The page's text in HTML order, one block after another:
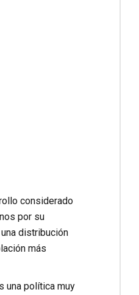
considerado
por su
distribución
más
una política muy